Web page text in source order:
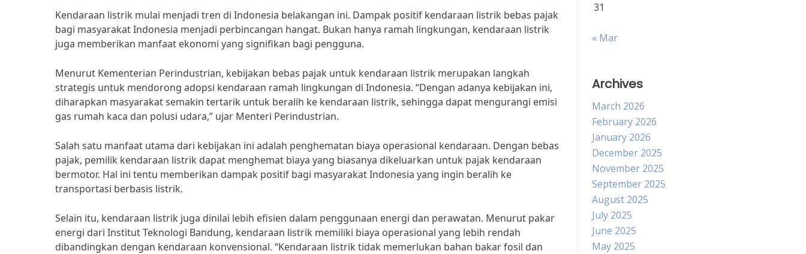
Kendaraan listrik mulai menjadi tren di Indonesia belakangan ini. Dampak positif kendaraan listrik bebas pajak
bagi masyarakat Indonesia menjadi perbincangan hangat. Bukan hanya ramah lingkungan, kendaraan listrik
juga memberikan manfaat ekonomi yang signifikan bagi pengguna.
Menurut Kementerian Perindustrian, kebijakan bebas pajak untuk kendaraan listrik merupakan langkah
strategis untuk mendorong adopsi kendaraan ramah lingkungan di Indonesia. “Dengan adanya kebijakan ini,
diharapkan masyarakat semakin tertarik untuk beralih ke kendaraan listrik, sehingga dapat mengurangi emisi
gas rumah kaca dan polusi udara,” ujar Menteri Perindustrian.
Salah satu manfaat utama dari kebijakan ini adalah penghematan biaya operasional kendaraan. Dengan bebas
pajak, pemilik kendaraan listrik dapat menghemat biaya yang biasanya dikeluarkan untuk pajak kendaraan
bermotor. Hal ini tentu memberikan dampak positif bagi masyarakat Indonesia yang ingin beralih ke
transportasi berbasis listrik.
Selain itu, kendaraan listrik juga dinilai lebih efisien dalam penggunaan energi dan perawatan. Menurut pakar
energi dari Institut Teknologi Bandung, kendaraan listrik memiliki biaya operasional yang lebih rendah
dibandingkan dengan kendaraan konvensional. “Kendaraan listrik tidak memerlukan bahan bakar fosil dan
31
« Mar
Archives
March 2026
February 2026
January 2026
December 2025
November 2025
September 2025
August 2025
July 2025
June 2025
May 2025